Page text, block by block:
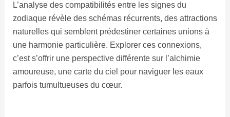
L’analyse des compatibilités entre les signes du
zodiaque révèle des schémas récurrents, des attractions
naturelles qui semblent prédestiner certaines unions à
une harmonie particulière. Explorer ces connexions,
c’est s’offrir une perspective différente sur l’alchimie
amoureuse, une carte du ciel pour naviguer les eaux
parfois tumultueuses du cœur.